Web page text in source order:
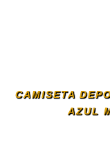
CAMISETA
AZUL